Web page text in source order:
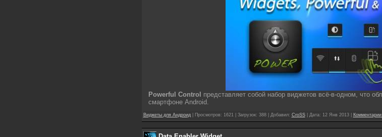
Powerful Control представляет собой набор виджетов всё-в-одном, что
смартфоне Android.
Виджеты для Андроид| Просмотров: 1621 | Загрузок: 388 | Добавил: CroSS| Дата: 12 Янв 2013|